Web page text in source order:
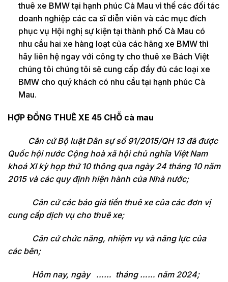
thuê xe BMW tại hạnh phúc Cà Mau vì thế các đối tác
doanh nghiệp các ca sĩ diễn viên và các mục đích
phục vụ Hội nghị sự kiện tại thành phố Cà Mau có
nhu cầu hai xe hàng loạt của các hãng xe BMW thì
hãy liên hệ ngay với công ty cho thuê xe Bách Việt
chúng tôi chúng tôi sẽ cung cấp đầy đủ các loại xe
BMW cho quý khách có nhu cầu tại hạnh phúc Cà
Mau.
HỢP ĐỒNG THUÊ XE 45 CHỖ cà mau
Căn cứ Bộ luật Dân sự số 91/2015/QH 13 đã được
Quốc hội nước Cộng hoà xã hội chủ nghĩa Việt Nam
khoá XI kỳ họp thứ 10 thông qua ngày 24 tháng 10 năm
2015 và các quy định hiện hành của Nhà nước;
Căn cứ các báo giá tiền thuê xe của các đơn vị
cung cấp dịch vụ cho thuê xe;
Căn cứ chức năng, nhiệm vụ và năng lực của
các bên;
Hôm nay, ngày …… tháng …… năm 2024;